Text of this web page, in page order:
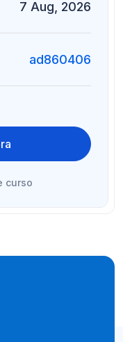
7 Aug, 2026
ad860406
curso